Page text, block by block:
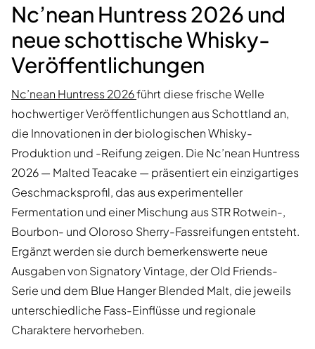
Nc’nean Huntress 2026 und
neue schottische Whisky-
Veröffentlichungen
Nc’nean Huntress 2026führt diese frische Welle
hochwertiger Veröffentlichungen aus Schottland an,
die Innovationen in der biologischen Whisky-
Produktion und -Reifung zeigen. Die Nc’nean Huntress
2026 — Malted Teacake — präsentiert ein einzigartiges
Geschmacksprofil, das aus experimenteller
Fermentation und einer Mischung aus STR Rotwein-,
Bourbon- und Oloroso Sherry-Fassreifungen entsteht.
Ergänzt werden sie durch bemerkenswerte neue
Ausgaben von Signatory Vintage, der Old Friends-
Serie und dem Blue Hanger Blended Malt, die jeweils
unterschiedliche Fass-Einflüsse und regionale
Charaktere hervorheben.